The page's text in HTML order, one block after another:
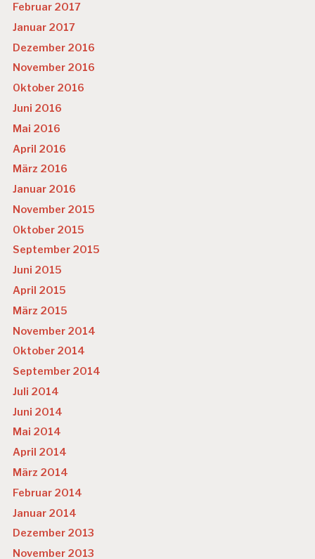
Februar 2017
Januar 2017
Dezember 2016
November 2016
Oktober 2016
Juni 2016
Mai 2016
April 2016
März 2016
Januar 2016
November 2015
Oktober 2015
September 2015
Juni 2015
April 2015
März 2015
November 2014
Oktober 2014
September 2014
Juli 2014
Juni 2014
Mai 2014
April 2014
März 2014
Februar 2014
Januar 2014
Dezember 2013
November 2013